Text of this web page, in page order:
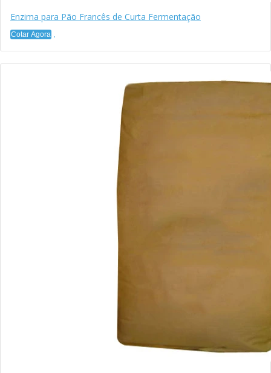
Enzima para Pão Francês de Curta Fermentação
Cotar Agora